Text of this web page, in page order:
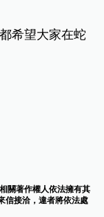
希望大家在蛇
關著作權人依法擁有其
信接洽，違者將依法處